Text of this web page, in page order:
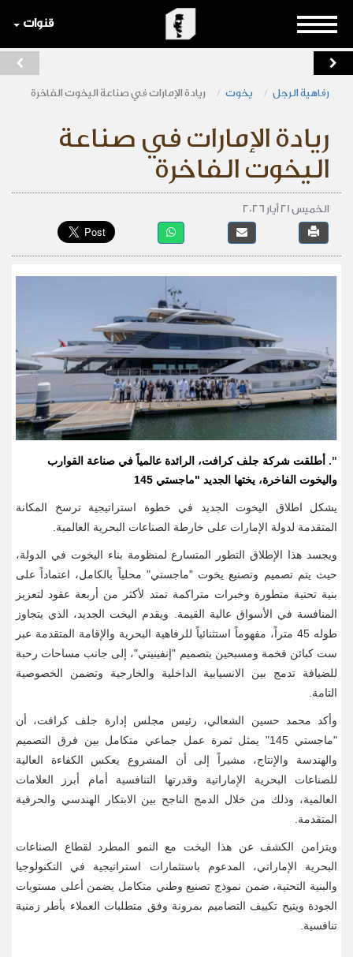
قنوات
رفاهية الرجل يخوت ريادة الإمارات في صناعة اليخوت الفاخرة
ريادة الإمارات في صناعة
اليخوت الفاخرة
الخميس 21 أيار 2026
". أطلقت شركة جلف كرافت، الرائدة عالمياً في صناعة القوارب
واليخوت الفاخرة، يختها الجديد "ماجستي 145
يشكل اطلاق اليخوت الجديد في خطوة استراتيجية ترسخ المكانة
المتقدمة لدولة الإمارات على خارطة الصناعات البحرية العالمية
ويجسد هذا الإطلاق التطور المتسارع لمنظومة بناء اليخوت في الدولة،
حيث يتم تصميم وتصنيع يخوت "ماجستي" محلياً بالكامل، اعتماداً على
بنية تحتية متطورة وخبرات متراكمة تمتد لأكثر من أربعة عقود لتعزيز
المنافسة في الأسواق عالية القيمة. ويقدم اليخت الجديد، الذي يتجاوز
طوله 45 متراً، مفهوماً استثنائياً للرفاهية البحرية والإقامة المتقدمة عبر
ست كبائن فخمة ومسبحين بتصميم "إنفينيتي"، إلى جانب مساحات رحبة
للضيافة تدمج بين الانسيابية الداخلية والخارجية وتضمن الخصوصية
التامة
وأكد محمد حسين الشعالي، رئيس مجلس إدارة جلف كرافت، أن
"ماجستي 145" يمثل ثمرة عمل جماعي متكامل بين فرق التصميم
والهندسة والإنتاج، مشيراً إلى أن المشروع يعكس الكفاءة العالية
للصناعات البحرية الإماراتية وقدرتها التنافسية أمام أبرز العلامات
العالمية، وذلك من خلال الدمج الناجح بين الابتكار الهندسي والحرفية
المتقدمة
ويتزامن الكشف عن هذا اليخت مع النمو المطرد لقطاع الصناعات
البحرية الإماراتي، المدعوم باستثمارات استراتيجية في التكنولوجيا
والبنية التحتية، ضمن نموذج تصنيع وطني متكامل يضمن أعلى مستويات
الجودة ويتيح تكييف التصاميم بمرونة وفق متطلبات العملاء بأطر زمنية
تنافسية